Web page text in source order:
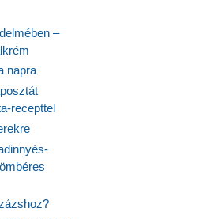
–
napra
recepttel